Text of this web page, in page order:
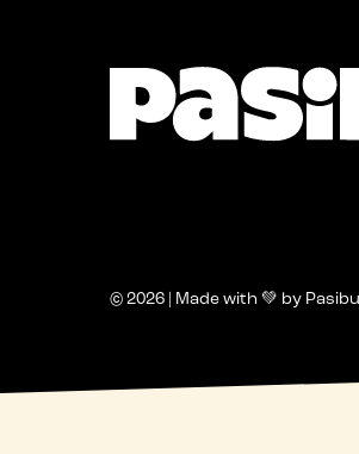
© 2026 | Made with 💚 by